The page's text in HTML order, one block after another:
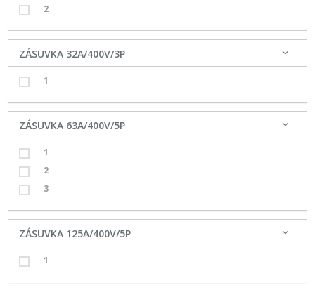
2
ZÁSUVKA 32A/400V/3P
1
ZÁSUVKA 63A/400V/5P
1
2
3
ZÁSUVKA 125A/400V/5P
1